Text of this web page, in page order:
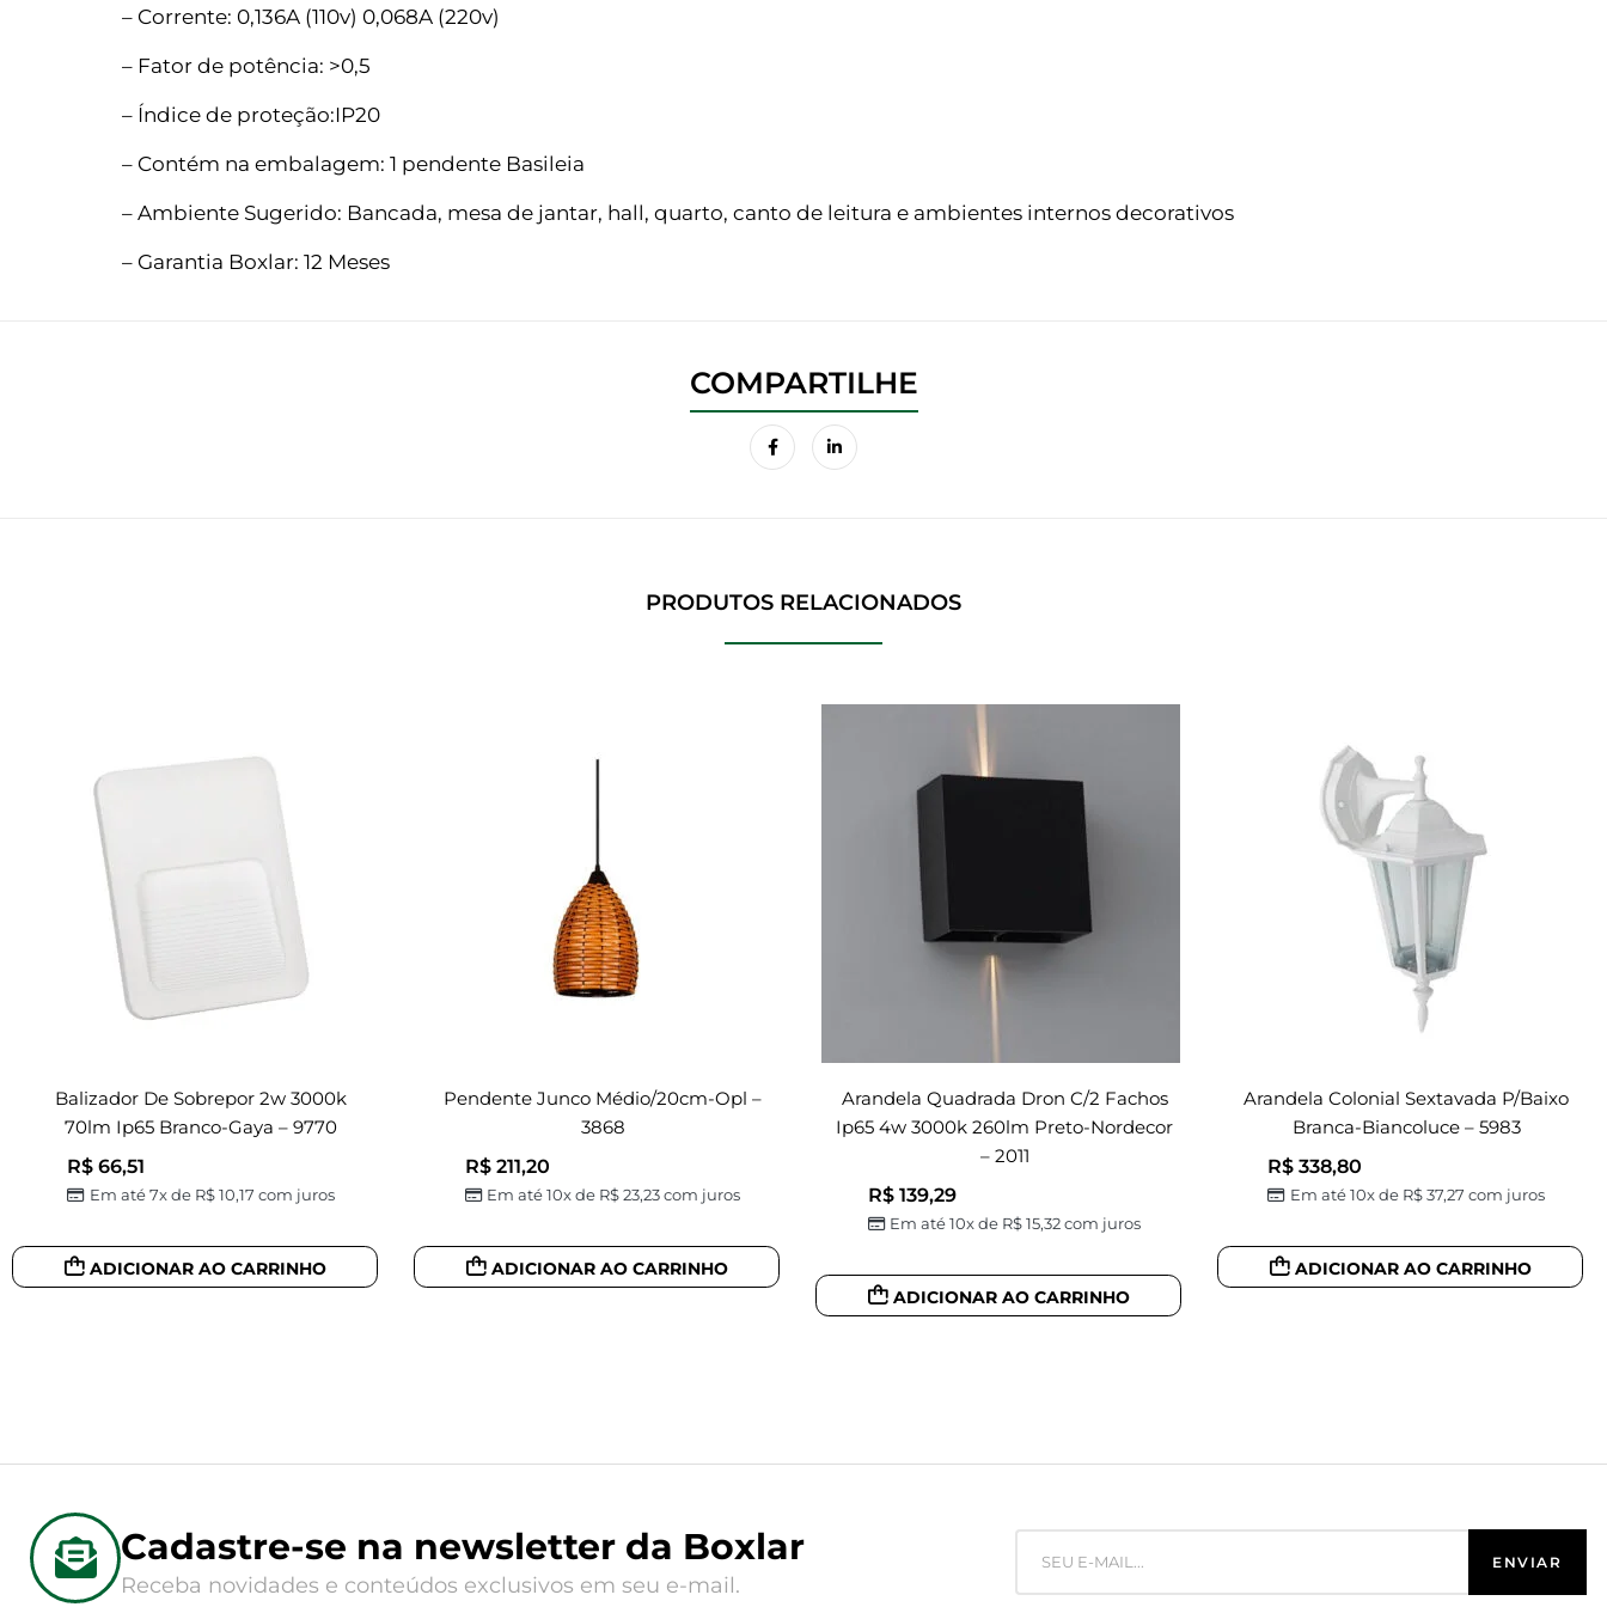
– Corrente: 0,136A (110v) 0,068A (220v)
– Fator de potência: >0,5
– Índice de proteção:IP20
– Contém na embalagem: 1 pendente Basileia
– Ambiente Sugerido: Bancada, mesa de jantar, hall, quarto, canto de leitura e ambientes internos decorativos
– Garantia Boxlar: 12 Meses
PRODUTOS RELACIONADOS
Balizador De Sobrepor 2w 3000k
70lm Ip65 Branco-Gaya – 9770
R$ 66,51
Em até 7x de R$10,17 com juros
ADICIONAR AO CARRINHO
Pendente Junco Médio/20cm-Opl –
3868
R$211,20
Em até 10x de R$23,23com juros
ADICIONAR AO CARRINHO
Arandela Quadrada Dron C/2 Fachos
Ip65 4w 3000k 260lm Preto-Nordecor
– 2011
R$139,29
Em até 10x de R$15,32com juros
ADICIONAR AO CARRINHO
Arandela Colonial Sextavada P/baixo
Branca-Biancoluce – 5983
R$ 338,80
Em até 10x de R$37,27 com juros
ADICIONAR AO CARRINHO
Cadastre-se na newsletter da Boxlar
Receba novidades e conteúdos exclusivos em seu e-mail.